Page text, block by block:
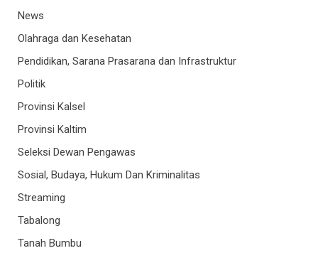
News
Olahraga dan Kesehatan
Pendidikan, Sarana Prasarana dan Infrastruktur
Politik
Provinsi Kalsel
Provinsi Kaltim
Seleksi Dewan Pengawas
Sosial, Budaya, Hukum Dan Kriminalitas
Streaming
Tabalong
Tanah Bumbu